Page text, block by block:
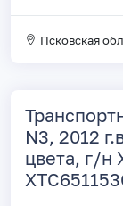
Псковская
N3, 2012
цвета, г/н